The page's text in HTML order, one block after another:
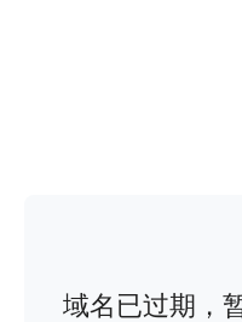
域名已过期，